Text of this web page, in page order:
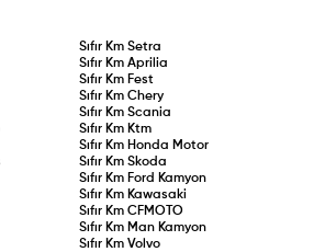
Sıfır Km Setra
Sıfır Km Aprilia
Sıfır Km Fest
Sıfır Km Chery
Sıfır Km Scania
Sıfır Km Ktm
Sıfır Km Honda Motor
Sıfır Km Skoda
Sıfır Km Ford Kamyon
Sıfır Km Kawasaki
Sıfır Km CFMOTO
Sıfır Km Man Kamyon
Sıfır Km Volvo